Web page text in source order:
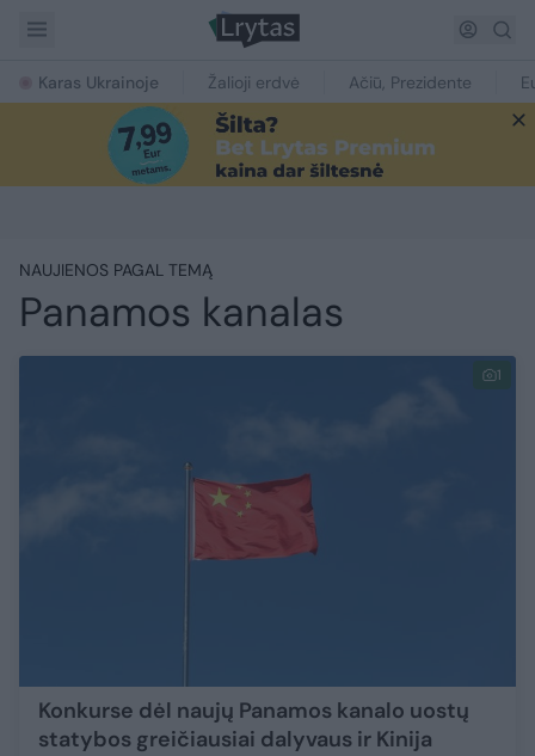
Karas Ukrainoje Žalioji erdvė Ačiū, Prezidente
NAUJIENOS PAGAL TEMĄ
Panamos kanalas
1
Konkurse dėl naujų Panamos kanalo uostų
statybos greičiausiai dalyvaus ir Kinija